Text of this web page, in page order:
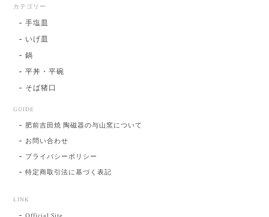
カテゴリー
手塩皿
いげ皿
鍋
平丼・平碗
そば猪口
GUIDE
肥前吉田焼 陶磁器の与山窯について
お問い合わせ
プライバシーポリシー
特定商取引法に基づく表記
LINK